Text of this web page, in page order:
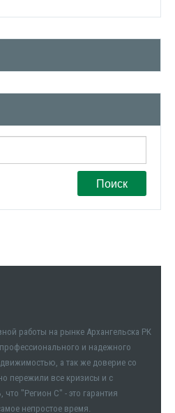
Поиск
работы на рынке Архангельска РК
и надежного
а так же доверие со
пережили все кризисы и с
"Регион С" - это гарантия
непростое время.